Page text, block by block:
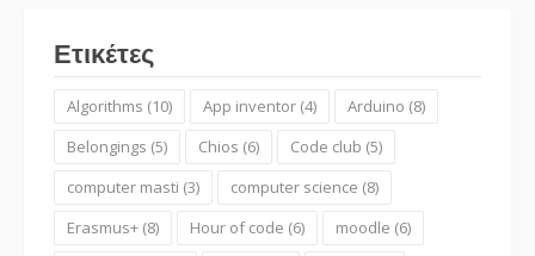
Ετικέτες
Algorithms (10) App inventor (4) Arduino (8)
Belongings (5) Chios (6) Code club (5)
computer masti (3) computer science (8)
Erasmus+ (8) Hour of code (6) moodle (6)